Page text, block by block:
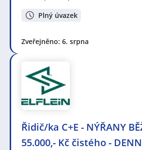
Plný úvazek
Zveřejněno: 6. srpna
Řidič/ka C+E - NÝŘANY
55.000,- Kč čistého -